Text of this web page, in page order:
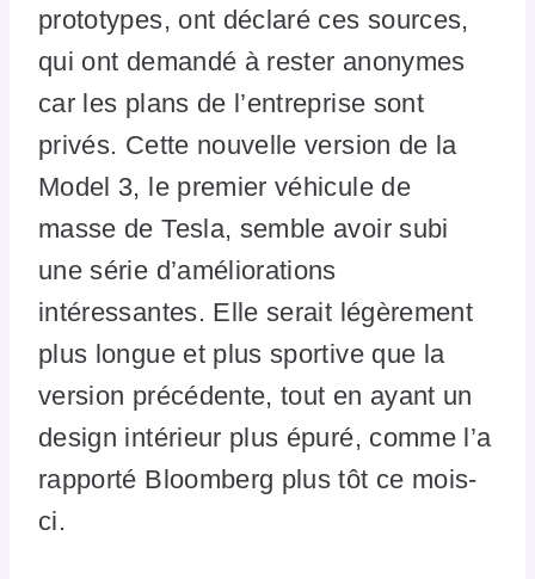
prototypes, ont déclaré ces sources,
qui ont demandé à rester anonymes
car les plans de l’entreprise sont
privés. Cette nouvelle version de la
Model 3, le premier véhicule de
masse de Tesla, semble avoir subi
une série d’améliorations
intéressantes. Elle serait légèrement
plus longue et plus sportive que la
version précédente, tout en ayant un
design intérieur plus épuré, comme l’a
rapporté Bloomberg plus tôt ce mois-
ci.